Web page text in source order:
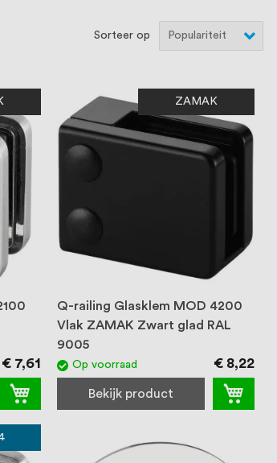
Sorteer op
€ 7,61
ZAMAK
Q-railing Glasklem MOD 4200
Vlak ZAMAK Zwart glad RAL
9005
Op voorraad € 8,22
Bekijk product